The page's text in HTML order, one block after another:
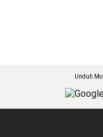
Unduh